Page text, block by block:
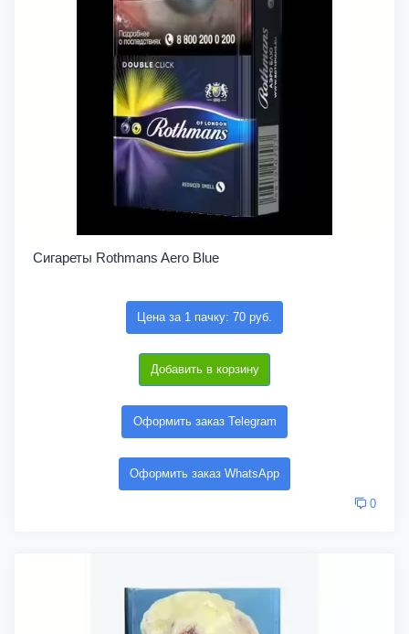
Сигареты Rothmans Aero Blue
Цена за 1 пачку: 70 руб.
Добавить в корзину
Оформить заказ Telegram
Оформить заказ WhatsApp
0